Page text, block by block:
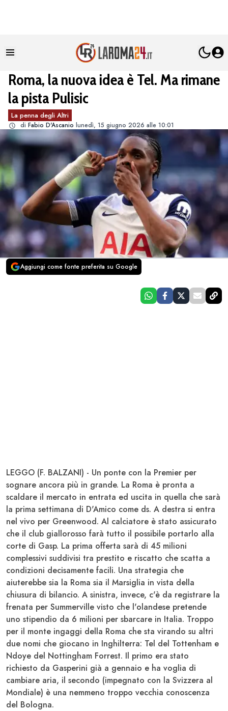
Roma, la nuova idea è Tel. Ma rimane
la pista Pulisic
La penna degli Altri
di Fabio D'Ascanio lunedì, 15 giugno 2026 alle 10:01
Aggiungi come fonte preferita su Google
LEGGO (F. BALZANI) - Un ponte con la Premier per
sognare ancora più in grande. La Roma è pronta a
scaldare il mercato in entrata ed uscita in quella che sarà
la prima settimana di D'Amico come ds. A destra si entra
nel vivo per Greenwood. Al calciatore è stato assicurato
che il club giallorosso farà tutto il possibile portarlo alla
corte di Gasp. La prima offerta sarà di 45 milioni
complessivi suddivisi tra prestito e riscatto che scatta a
condizioni decisamente facili. Una strategia che
aiuterebbe sia la Roma sia il Marsiglia in vista della
chiusura di bilancio. A sinistra, invece, c'è da registrare la
frenata per Summerville visto che l'olandese pretende
uno stipendio da 6 milioni per sbarcare in Italia. Troppo
per il monte ingaggi della Roma che sta virando su altri
due nomi che giocano in Inghilterra: Tel del Tottenham e
Ndoye del Nottingham Forrest. Il primo era stato
richiesto da Gasperini già a gennaio e ha voglia di
cambiare aria, il secondo (impegnato con la Svizzera al
Mondiale) è una nemmeno troppo vecchia conoscenza
del Bologna.